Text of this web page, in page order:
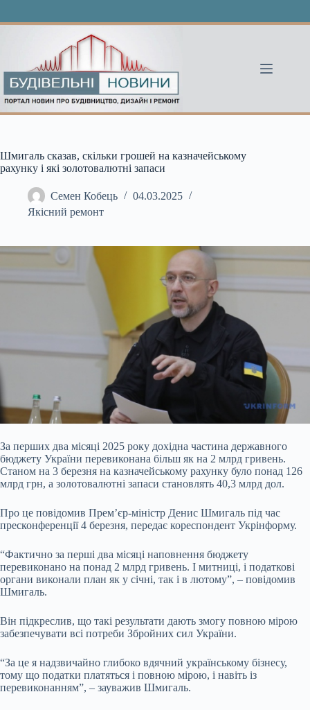
Шмигаль сказав, скільки грошей на казначейському
рахунку і які золотовалютні запаси
Семен Кобець
04.03.2025
Якісний ремонт
За перших два місяці 2025 року дохідна частина державного
бюджету України перевиконана більш як на 2 млрд гривень.
Станом на 3 березня на казначейському рахунку було понад 126
млрд грн, а золотовалютні запаси становлять 40,3 млрд дол.
Про це повідомив Прем’єр-міністр Денис Шмигаль під час
пресконференції 4 березня, передає кореспондент Укрінформу.
“Фактично за перші два місяці наповнення бюджету
перевиконано на понад 2 млрд гривень. І митниці, і податкові
органи виконали план як у січні, так і в лютому”, – повідомив
Шмигаль.
Він підкреслив, що такі результати дають змогу повною мірою
забезпечувати всі потреби Збройних сил України.
“За це я надзвичайно глибоко вдячний українському бізнесу,
тому що податки платяться і повною мірою, і навіть із
перевиконанням”, – зауважив Шмигаль.